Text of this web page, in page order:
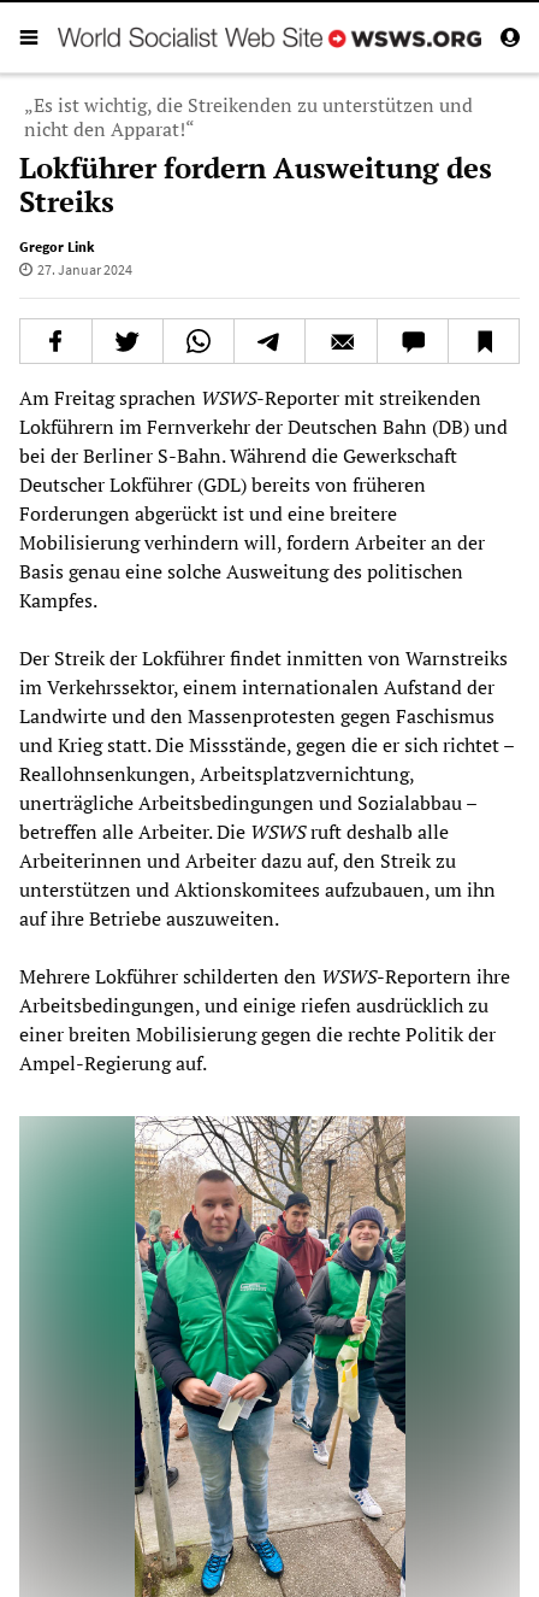
„Es ist wichtig, die Streikenden zu unterstützen und
nicht den Apparat!“
Lokführer fordern Ausweitung des
Streiks
Gregor Link
27. Januar 2024
Am Freitag sprachen WSWS-Reporter mit streikenden
Lokführern im Fernverkehr der Deutschen Bahn (DB) und
bei der Berliner S-Bahn. Während die Gewerkschaft
Deutscher Lokführer (GDL) bereits von früheren
Forderungen abgerückt ist und eine breitere
Mobilisierung verhindern will, fordern Arbeiter an der
Basis genau eine solche Ausweitung des politischen
Kampfes.
Der Streik der Lokführer findet inmitten von Warnstreiks
im Verkehrssektor, einem internationalen Aufstand der
Landwirte und den Massenprotesten gegen Faschismus
und Krieg statt. Die Missstände, gegen die er sich richtet –
Reallohnsenkungen, Arbeitsplatzvernichtung,
unerträgliche Arbeitsbedingungen und Sozialabbau –
betreffen alle Arbeiter. Die WSWSruft deshalb alle
Arbeiterinnen und Arbeiter dazu auf, den Streik zu
unterstützen und Aktionskomitees aufzubauen, um ihn
auf ihre Betriebe auszuweiten.
Mehrere Lokführer schilderten den WSWS-Reportern ihre
Arbeitsbedingungen, und einige riefen ausdrücklich zu
einer breiten Mobilisierung gegen die rechte Politik der
Ampel-Regierung auf.